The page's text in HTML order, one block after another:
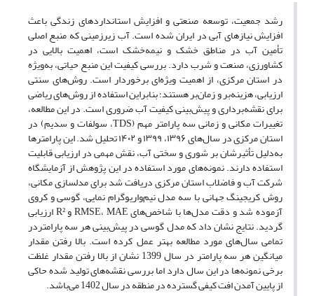
رشد جمعیت، توسعه صنعتی و افزایش استانداردهای زندگی باعث
افزایش نیازهای آبی در ایران شده است. آب زیرزمینی که منبع اصلی
تأمین آب در مناطق خشک و نیمه‌خشک است، اهمیت بالایی در
کشاورزی، صنعت و شرب دارد. بررسی کیفیت این منبع حیاتی، به‌ویژه
در استان مرکزی، از اهمیت ویژه‌ای برخوردار است. روش‌های سنتی
ارزیابی، هزینه‌بر و زمان‌بر هستند؛ بنابراین استفاده از روش‌های ریاضی
برای نقشه‌برداری و پیش‌بینی کیفیت آب ضروری است. در این مطالعه،
تغییرات مکانی و زمانی سه پارامتر مهم (TDS، سولفات و سدیم) در
استان مرکزی در سال‌های ۱۳۹۶، ۱۳۹۹ و ۱۴۰۲ تحلیل شد. این پارامترها
به‌دلیل تأثیرشان بر شوری و سختی آب، نقش مهمی در ارزیابی قابلیت
استفاده دارند. نمونه‌های مورد استفاده در این پژوهش از آزمایشگاه
شرکت آب و فاضلاب استان مرکزی دریافت شد برای مدلسازی مکانی،
روش کریجینگ جهانی با سه مدل نیم‌واریوگرام نمایی، گوسی و کروی
آزموده شد و دقت مدل‌ها با شاخص‌های RMSE، MAE و R² ارزیابی
گردید. نتایج نشان داد که مدل گوسی در پیش‌بینی هر سه پارامتردر
تمامی سال‌‌های مورد مطالعه بهتر عمل کرده است. بالا رفتن مقدار
میانگین هر سه پارامتر در سال 1399 نشان از بالا رفتن مقدار غلظت
برخی نمونه‌ها در این سال دارد اما بررسی نقشه‌های تولید شده حاکی
از پایین آمدن افت کیفی گسترده در منطقه در سال 1402 می‌باشد.